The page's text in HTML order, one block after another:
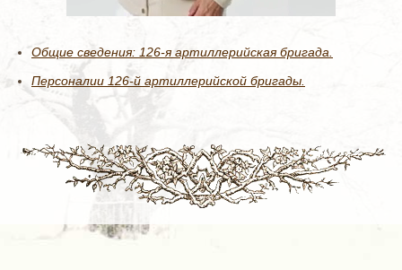
Общие сведения: 126-я артиллерийская бригада.
Персоналии 126-й артиллерийской бригады.